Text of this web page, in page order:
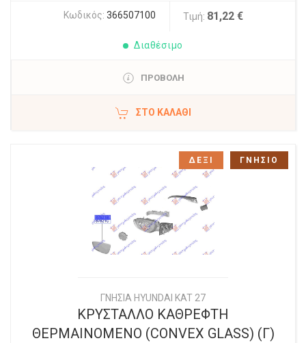
Κωδικός: 366507100 Τιμή: 81,22 €
Διαθέσιμο
ΠΡΟΒΟΛΗ
ΣΤΟ ΚΑΛΆΘΙ
ΓΝΗΣΙΑ HYUNDAI KAT 27
ΚΡΥΣΤΑΛΛΟ ΚΑΘΡΕΦΤΗ
ΘΕΡΜΑΙΝΟΜΕΝΟ (CONVEX GLASS) (Γ)
ΔΕΞΙ ΓΝΗΣΙΟ